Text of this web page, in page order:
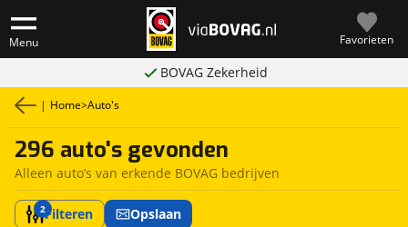
Menu Favorieten
BOVAG Zekerheid
| Home>Auto's
296 auto's gevonden
Alleen auto’s van erkende BOVAG bedrijven
2Filteren Opslaan